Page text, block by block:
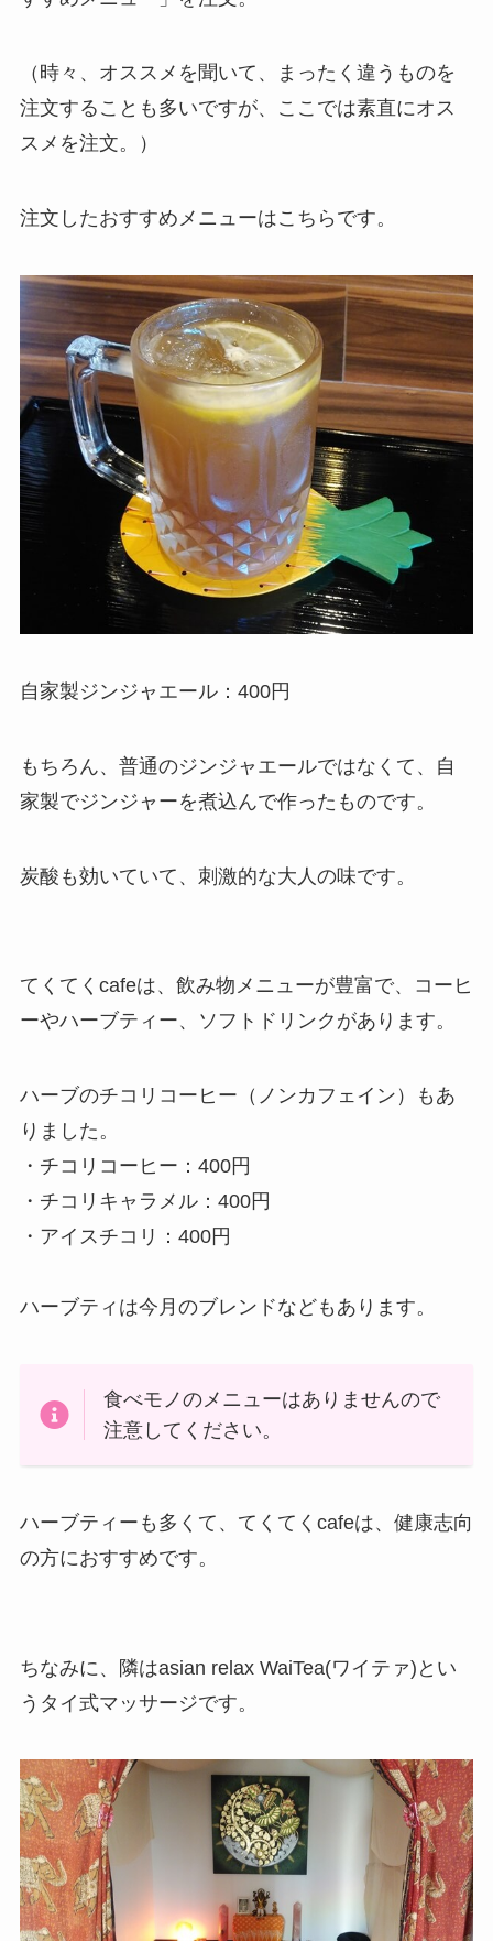
（時々、オススメを聞いて、まったく違うものを
注文することも多いですが、ここでは素直にオス
スメを注文。）
注文したおすすめメニューはこちらです。
自家製ジンジャエール：400円
もちろん、普通のジンジャエールではなくて、自
家製でジンジャーを煮込んで作ったものです。
炭酸も効いていて、刺激的な大人の味です。
てくてくcafeは、飲み物メニューが豊富で、コーヒ
ーやハーブティー、ソフトドリンクがあります。
ハーブのチコリコーヒー（ノンカフェイン）もあ
りました。
・チコリコーヒー：400円
・チコリキャラメル：400円
・アイスチコリ：400円
ハーブティは今月のブレンドなどもあります。
食べモノのメニューはありませんので
注意してください。
ハーブティーも多くて、てくてくcafeは、健康志向
の方におすすめです。
ちなみに、隣はasian relax WaiTea(ワイテァ)とい
うタイ式マッサージです。